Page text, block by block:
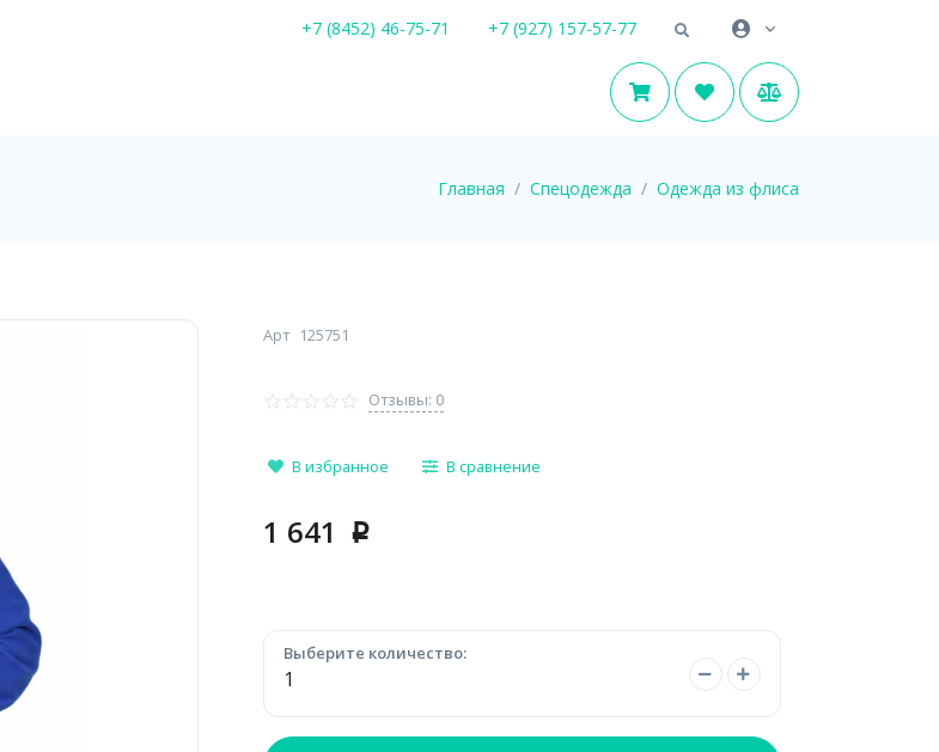
+7 (8452) 46-75-71 +7 (927) 157-57-77
Главная Спецодежда Одежда из флиса
Арт 125751
Отзывы: 0
В избранное В сравнение
1 641 p
Выберите количество: